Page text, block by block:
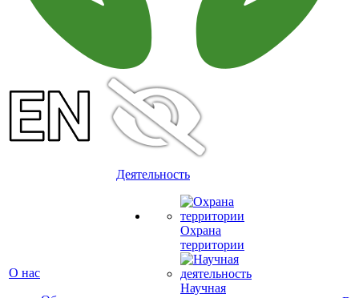
О нас
Деятельность
Охрана
территории
Научная